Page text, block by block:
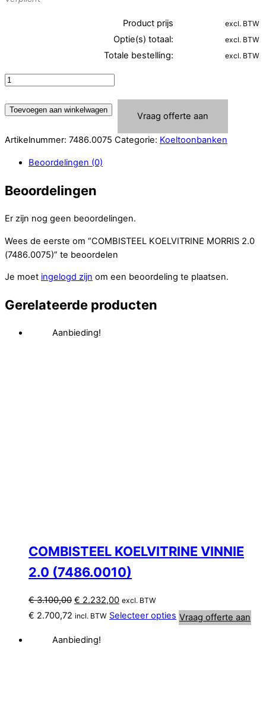
Product prijs excl. BTW
Optie(s) totaal: excl. BTW
Totale bestelling: excl. BTW
COMBISTEEL
MORRIS
(7486.0075)
Toevoegen aan winkelwagen
Vraag offerte aan
Artikelnummer: 7486.0075 Categorie: Koeltoonbanken
Beoordelingen (0)
Beoordelingen
Er zijn nog geen beoordelingen.
Wees de eerste om “COMBISTEEL KOELVITRINE MORRIS 2.0
(7486.0075)” te beoordelen
Je moet ingelogd zijn om een beoordeling te plaatsen.
Gerelateerde producten
Aanbieding!
COMBISTEEL KOELVITRINE VINNIE
2.0 (7486.0010)
€3.100,00 Oorspronkelijke
prijs
€ 3.100,00.
€ 2.232,00Huidige
prijs
excl. BTW
€ 2.700,72 incl. BTW Selecteer opties Vraag offerte aan
Aanbieding!